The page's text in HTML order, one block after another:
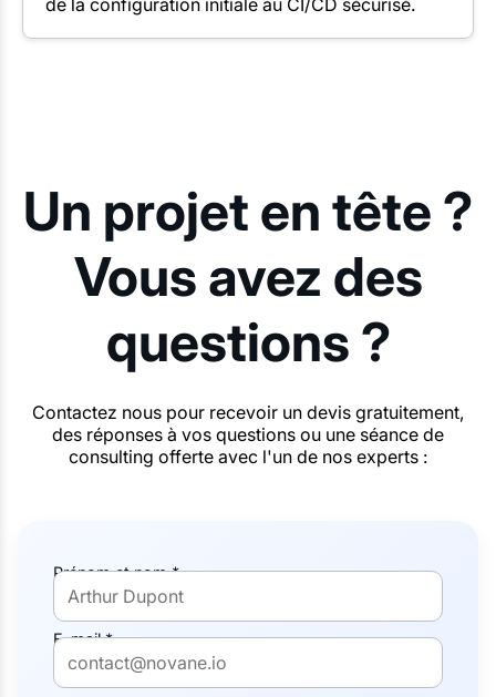
de la configuration initiale au CI/CD sécurisé.
Un projet en tête ?
Vous avez des
questions ?
Contactez nous pour recevoir un devis gratuitement,
des réponses à vos questions ou une séance de
consulting offerte avec l'un de nos experts :
Prénom et nom *
E-mail *